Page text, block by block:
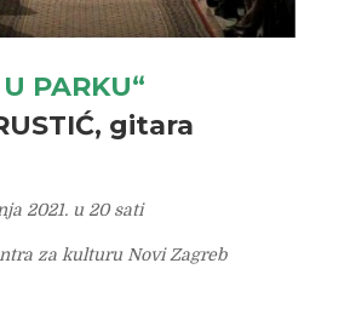
PARKU“
gitara
2021. u 20 sati
za kulturu Novi Zagreb